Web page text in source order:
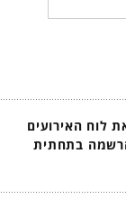
לוח האירועים
בתחתית